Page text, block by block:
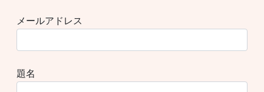
メールアドレス
題名